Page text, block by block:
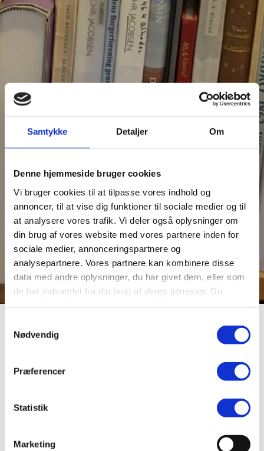
Samtykke Detaljer Om
Denne hjemmeside bruger cookies
Vi bruger cookies til at tilpasse vores indhold og
annoncer, til at vise dig funktioner til sociale medier og til
at analysere vores trafik. Vi deler også oplysninger om
din brug af vores website med vores partnere inden for
sociale medier, annonceringspartnere og
analysepartnere. Vores partnere kan kombinere disse
data med andre oplysninger, du har givet dem, eller som
de har indsamlet fra din brug af deres tjenester. Du
Nødvendig
Præferencer
Statistik
Marketing
Foreningen Den
personlige Friheds
Værn i Viborg